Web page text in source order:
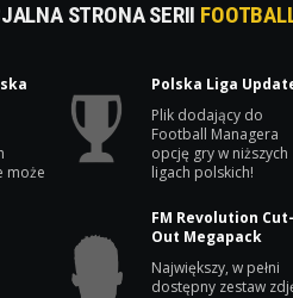
STRONA SERII
może
Polska Liga
Plik dodający do
Football Managera
opcję gry w niższych
ligach polskich!
FM Revolution
Out Megapack
Największy, w pełni
dostępny zestaw